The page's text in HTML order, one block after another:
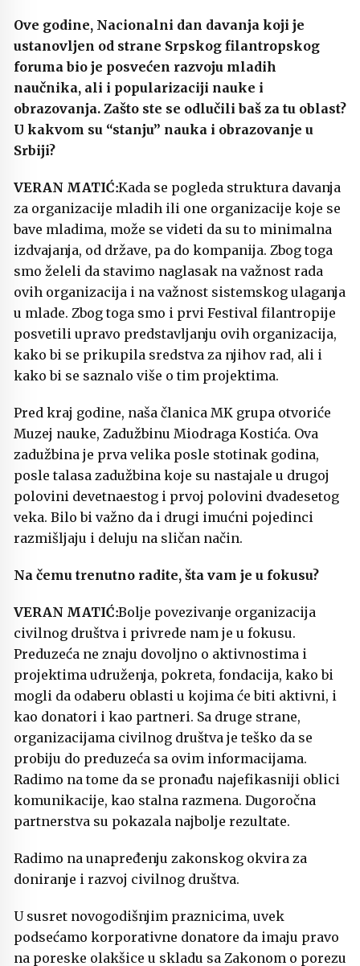
Ove godine, Nacionalni dan davanja koji je
ustanovljen od strane Srpskog filantropskog
foruma bio je posvećen razvoju mladih
naučnika, ali i popularizaciji nauke i
obrazovanja. Zašto ste se odlučili baš za tu oblast?
U kakvom su “stanju” nauka i obrazovanje u
Srbiji?
Kada se pogleda struktura davanja
za organizacije mladih ili one organizacije koje se
bave mladima, može se videti da su to minimalna
izdvajanja, od države, pa do kompanija. Zbog toga
smo želeli da stavimo naglasak na važnost rada
ovih organizacija i na važnost sistemskog ulaganja
u mlade. Zbog toga smo i prvi Festival filantropije
posvetili upravo predstavljanju ovih organizacija,
kako bi se prikupila sredstva za njihov rad, ali i
kako bi se saznalo više o tim projektima.
Pred kraj godine, naša članica MK grupa otvoriće
Muzej nauke, Zadužbinu Miodraga Kostića. Ova
zadužbina je prva velika posle stotinak godina,
posle talasa zadužbina koje su nastajale u drugoj
polovini devetnaestog i prvoj polovini dvadesetog
veka. Bilo bi važno da i drugi imućni pojedinci
razmišljaju i deluju na sličan način.
Na čemu trenutno radite, šta vam je u fokusu?
Bolje povezivanje organizacija
civilnog društva i privrede nam je u fokusu.
Preduzeća ne znaju dovoljno o aktivnostima i
projektima udruženja, pokreta, fondacija, kako bi
mogli da odaberu oblasti u kojima će biti aktivni, i
kao donatori i kao partneri. Sa druge strane,
organizacijama civilnog društva je teško da se
probiju do preduzeća sa ovim informacijama.
Radimo na tome da se pronađu najefikasniji oblici
komunikacije, kao stalna razmena. Dugoročna
partnerstva su pokazala najbolje rezultate.
Radimo na unapređenju zakonskog okvira za
doniranje i razvoj civilnog društva.
U susret novogodišnjim praznicima, uvek
podsećamo korporativne donatore da imaju pravo
na poreske olakšice u skladu sa Zakonom o porezu